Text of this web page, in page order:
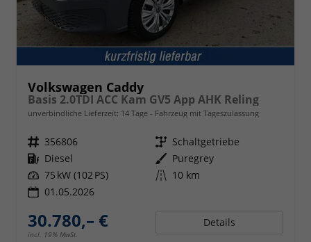
Volkswagen Caddy
Basis 2.0TDI ACC Kam GV5 App AHK Reling
unverbindliche Lieferzeit: 14 Tage Fahrzeug mit Tageszulassung
Fahrzeugnr. 356806 Getriebe Schaltgetriebe
Kraftstoff Diesel Außenfarbe Puregrey
Leistung 75 kW (102 PS) Kilometerstand 10 km
01.05.2026
30.780,– €
incl. 19% MwSt.
Details